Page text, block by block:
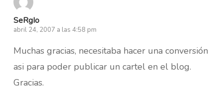
SeRgIo
abril 24, 2007 a las 4:58 pm
Muchas gracias, necesitaba hacer una conversión
asi para poder publicar un cartel en el blog.
Gracias.